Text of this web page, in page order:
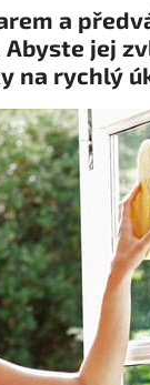
a
jej
na rychlý